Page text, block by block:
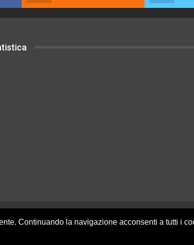
Continuando la navigazione acconsenti a tutti i